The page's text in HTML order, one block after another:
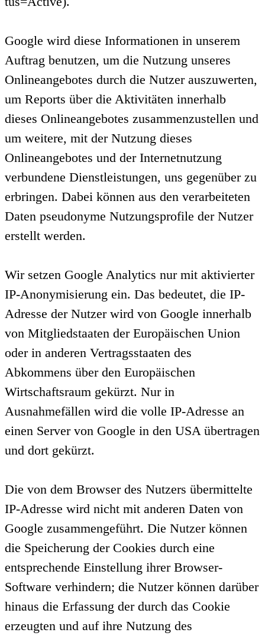
Google wird diese Informationen in unserem
Auftrag benutzen, um die Nutzung unseres
Onlineangebotes durch die Nutzer auszuwerten,
um Reports über die Aktivitäten innerhalb
dieses Onlineangebotes zusammenzustellen und
um weitere, mit der Nutzung dieses
Onlineangebotes und der Internetnutzung
verbundene Dienstleistungen, uns gegenüber zu
erbringen. Dabei können aus den verarbeiteten
Daten pseudonyme Nutzungsprofile der Nutzer
erstellt werden.
Wir setzen Google Analytics nur mit aktivierter
IP-Anonymisierung ein. Das bedeutet, die IP-
Adresse der Nutzer wird von Google innerhalb
von Mitgliedstaaten der Europäischen Union
oder in anderen Vertragsstaaten des
Abkommens über den Europäischen
Wirtschaftsraum gekürzt. Nur in
Ausnahmefällen wird die volle IP-Adresse an
einen Server von Google in den USA übertragen
und dort gekürzt.
Die von dem Browser des Nutzers übermittelte
IP-Adresse wird nicht mit anderen Daten von
Google zusammengeführt. Die Nutzer können
die Speicherung der Cookies durch eine
entsprechende Einstellung ihrer Browser-
Software verhindern; die Nutzer können darüber
hinaus die Erfassung der durch das Cookie
erzeugten und auf ihre Nutzung des